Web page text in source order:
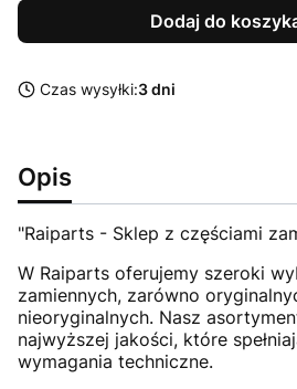
Dodaj do
Czas wysyłki:3 dni
Opis
"Raiparts - Sklep z częściami
W Raiparts oferujemy szeroki
zamiennych, zarówno
nieoryginalnych. Nasz
najwyższej jakości, które
wymagania techniczne.